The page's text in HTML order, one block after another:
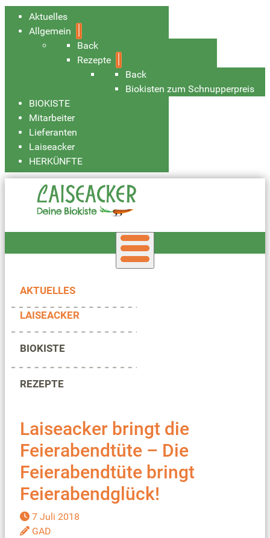
Aktuelles
Allgemein
Back
Rezepte
Back
Biokisten zum Schnupperpreis
BIOKISTE
Mitarbeiter
Lieferanten
Laiseacker
HERKÜNFTE
AKTUELLES
LAISEACKER
BIOKISTE
REZEPTE
Laiseacker bringt die
Feierabendtüte – Die
Feierabendtüte bringt
Feierabendglück!
7 Juli 2018
GAD